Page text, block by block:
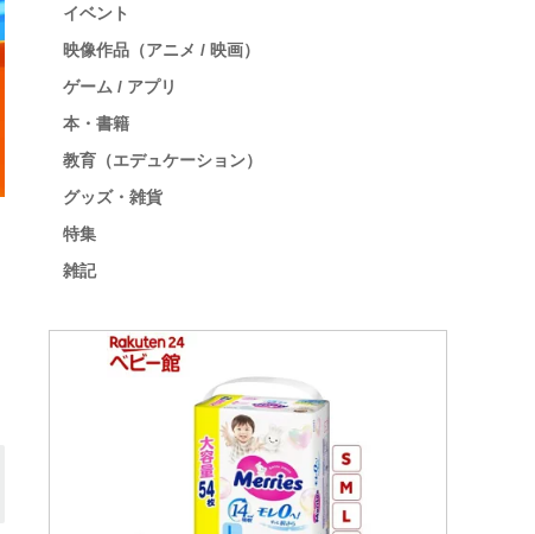
イベント
映像作品（アニメ / 映画）
ゲーム / アプリ
本・書籍
教育（エデュケーション）
グッズ・雑貨
特集
雑記